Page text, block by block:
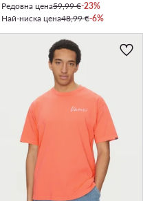
Редовна цена59,99 €-23%
Най-ниска цена48,99 €-6%